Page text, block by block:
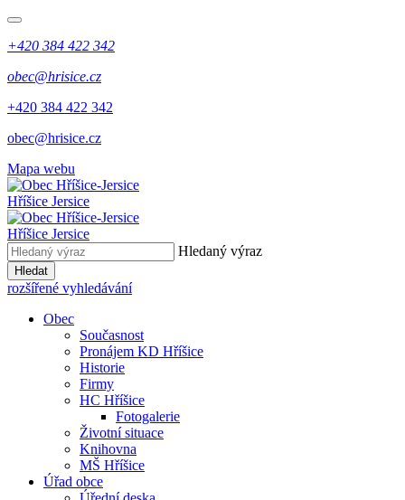
+420 384 422 342
obec@hrisice.cz
+420 384 422 342
obec@hrisice.cz
Mapa webu
Hříšice Jersice
Hříšice Jersice
Hledaný výraz
Hledat
rozšířené vyhledávání
Obec
Současnost
Pronájem KD Hříšice
Historie
Firmy
HC Hříšice
Fotogalerie
Životní situace
Knihovna
MŠ Hříšice
Úřad obce